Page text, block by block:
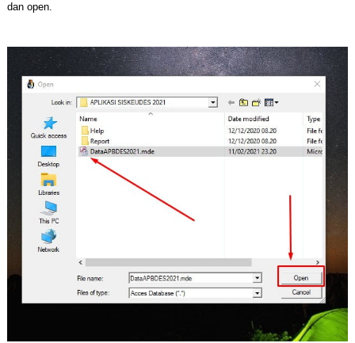
dan open.